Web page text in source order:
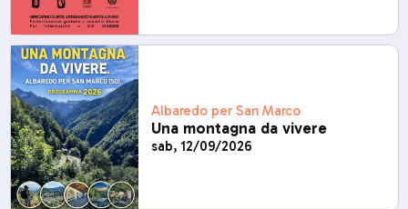
Albaredo per San Marco
Una montagna da vivere
sab, 12/09/2026